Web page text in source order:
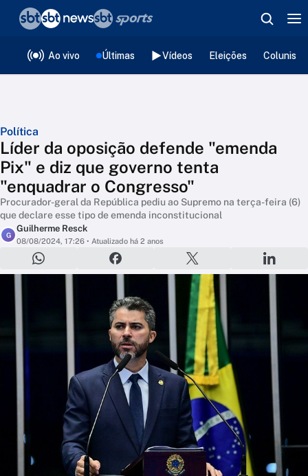
Ao vivo Últimas Vídeos Eleições
Política
Líder da oposição defende "emenda
Pix" e diz que governo tenta
"enquadrar o Congresso"
Procurador-geral da República pediu ao Supremo na terça-feira (6)
que declare esse tipo de emenda inconstitucional
G
Guilherme Resck
08/08/2024, 17:26 • Atualizado há 2 anos
❮voltar
Editorias